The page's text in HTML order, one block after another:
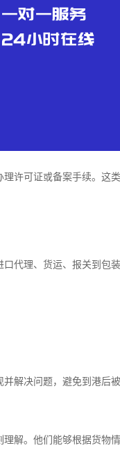
许可证或备案手续。这
代理、货运、报关到包
解决问题，避免到港后被
解。他们能够根据货物